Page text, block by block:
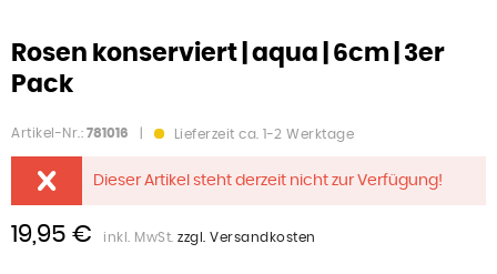
Rosen konserviert | aqua | 6cm | 3er
Pack
Artikel-Nr.: 781016 Lieferzeit ca. 1-2 Werktage
Dieser Artikel steht derzeit nicht zur Verfügung!
19,95 € inkl. MwSt. zzgl. Versandkosten